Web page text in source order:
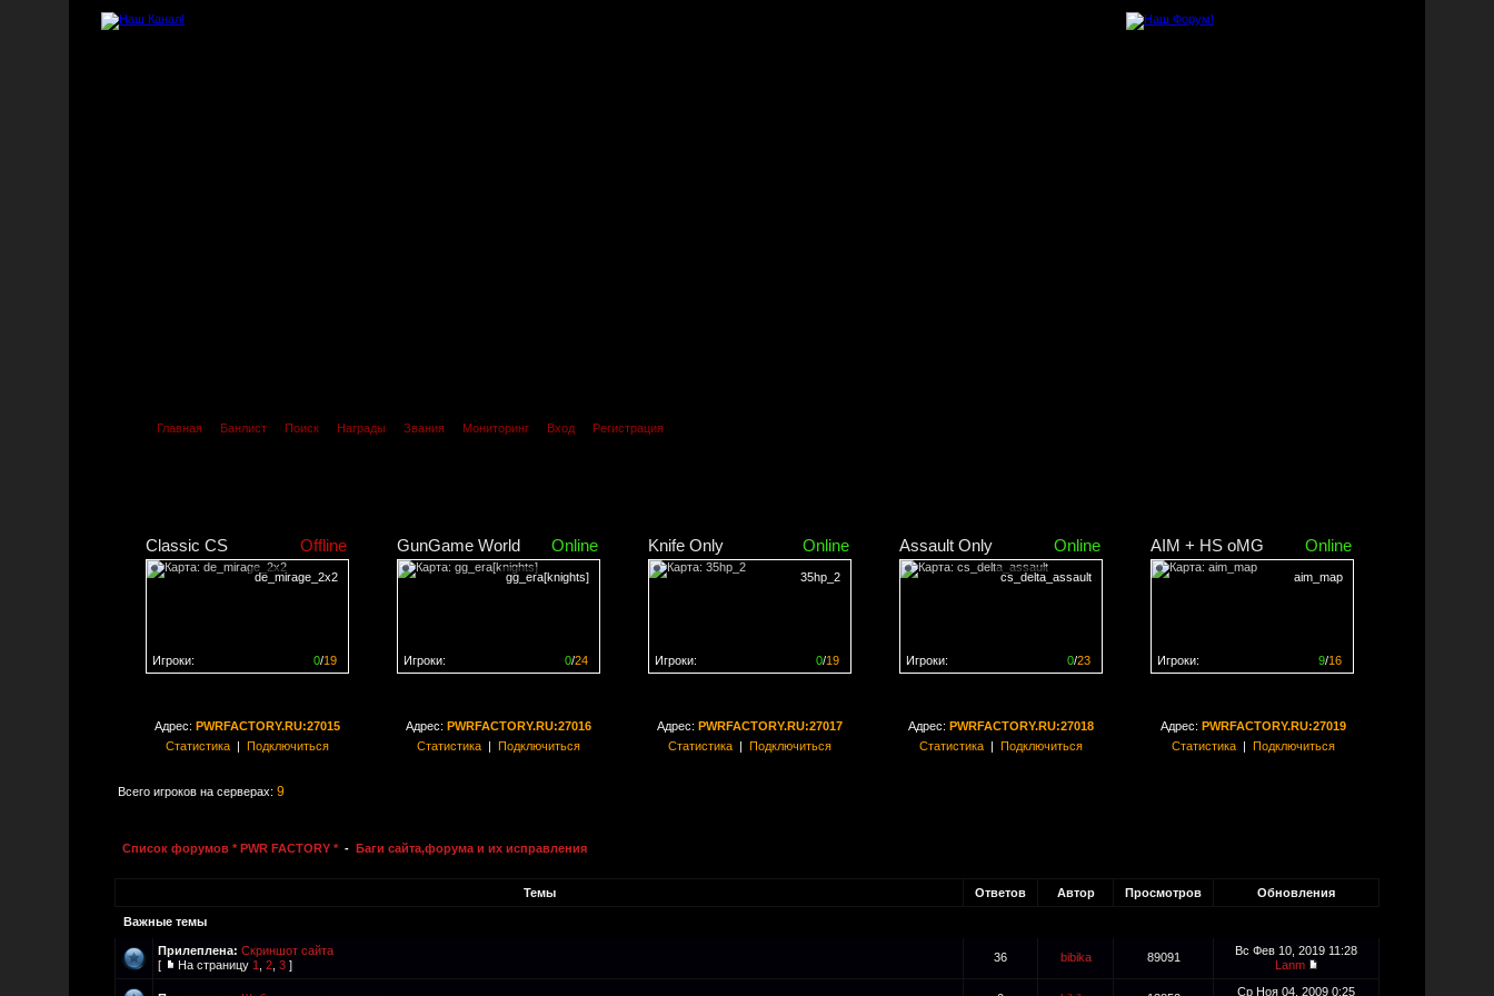
Главная Банлист Поиск Награды Звания Мониторинг Вход Регистрация
Classic CS Offline
de_mirage_2x2
0/19
Игроки:
GunGame World Online
gg_era[knights]
0/24
Игроки:
Knife Only Online
35hp_2
0/19
Игроки:
Assault Only Online
cs_delta_assault
0/23
Игроки:
AIM + HS oMG Online
aim_map
9/16
Игроки:
Адрес: PWRFACTORY.RU:27015
Статистика| Подключиться
Адрес: PWRFACTORY.RU:27016
Статистика| Подключиться
Адрес: PWRFACTORY.RU:27017
Статистика| Подключиться
Адрес: PWRFACTORY.RU:27018
Статистика| Подключиться
Адрес: PWRFACTORY.RU:27019
Статистика| Подключиться
Всего игроков на серверах: 9
Список форумов * PWR FACTORY * - Баги сайта,форума и их исправления
Темы Ответов Автор Просмотров Обновления
Важные темы
Прилеплена: Скриншот сайта
[
На страницу 1 2 3 ]
36 bibika 89091
Вс Фев 10, 2019 11:28
Lanm
Ср Ноя 04, 2009 0:25